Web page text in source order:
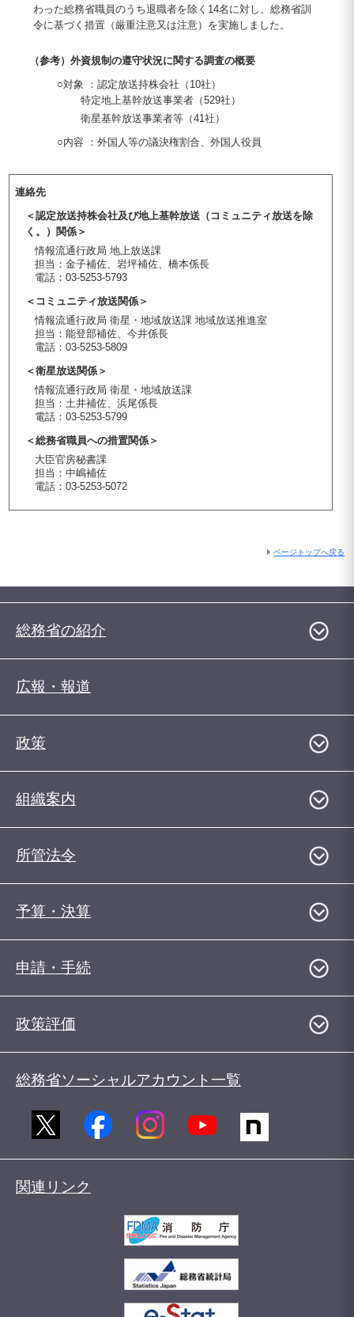
わった総務省職員のうち退職者を除く14名に対し、総務省訓
令に基づく措置（厳重注意又は注意）を実施しました。
（参考）外資規制の遵守状況に関する調査の概要
○対象 ：認定放送持株会社（10社）
特定地上基幹放送事業者（529社）
衛星基幹放送事業者等（41社）
○内容 ：外国人等の議決権割合、外国人役員
連絡先
＜認定放送持株会社及び地上基幹放送（コミュニティ放送を除
く。）関係＞
情報流通行政局 地上放送課
担当：金子補佐、岩坪補佐、橋本係長
電話：03-5253-5793
＜コミュニティ放送関係＞
情報流通行政局 衛星・地域放送課 地域放送推進室
担当：能登部補佐、今井係長
電話：03-5253-5809
＜衛星放送関係＞
情報流通行政局 衛星・地域放送課
担当：土井補佐、浜尾係長
電話：03-5253-5799
＜総務省職員への措置関係＞
大臣官房秘書課
担当：中嶋補佐
電話：03-5253-5072
ページトップへ戻る
総務省の紹介
広報・報道
政策
組織案内
所管法令
予算・決算
申請・手続
政策評価
総務省ソーシャルアカウント一覧
関連リンク